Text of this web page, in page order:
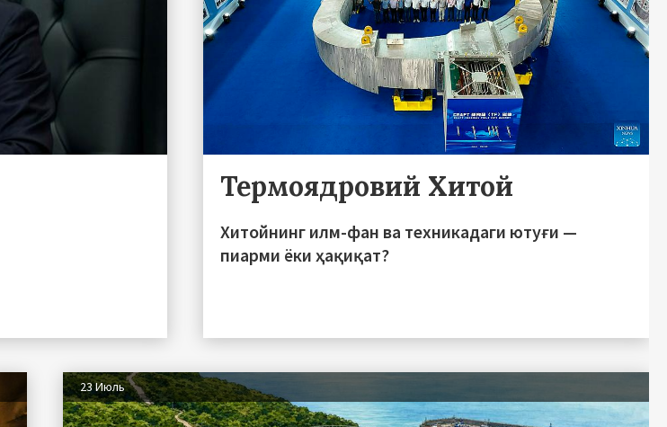
Термоядровий Хитой
Хитойнинг илм-фан ва техникадаги ютуғи —
пиарми ёки ҳақиқат?
23 Июль